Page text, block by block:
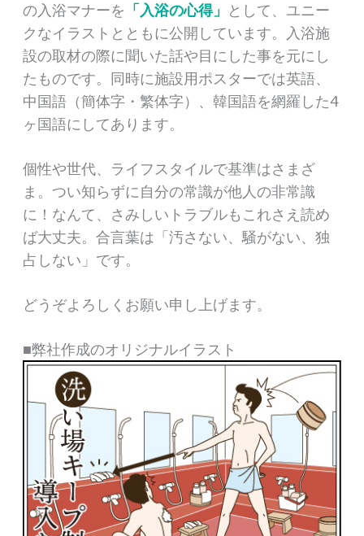
の入浴マナーを 「入浴の心得」 として、ユニー
クなイラストとともに公開しています。入浴施
設の取材の際に聞いた話や目にした事を元にし
たものです。同時に施設用ポスターでは英語、
中国語（簡体字・繁体字）、韓国語を網羅した4
ヶ国語にしてあります。
個性や世代、ライフスタイルで基準はさまざ
ま。つい知らずに自分の常識が他人の非常識
に！なんて、さみしいトラブルもこれさえ読め
ば大丈夫。合言葉は「汚さない、騒がない、独
占しない」です。
どうぞよろしくお願い申し上げます。
■弊社作成のオリジナルイラスト